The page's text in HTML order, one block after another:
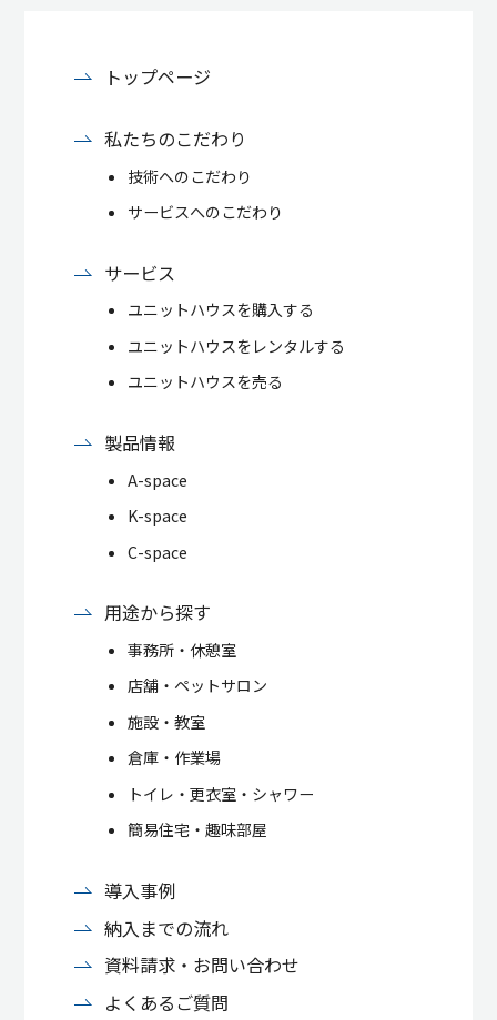
トップページ
私たちのこだわり
技術へのこだわり
サービスへのこだわり
サービス
ユニットハウスを購入する
ユニットハウスをレンタルする
ユニットハウスを売る
製品情報
A-space
K-space
C-space
用途から探す
事務所・休憩室
店舗・ペットサロン
施設・教室
倉庫・作業場
トイレ・更衣室・シャワー
簡易住宅・趣味部屋
導入事例
納入までの流れ
資料請求・お問い合わせ
よくあるご質問